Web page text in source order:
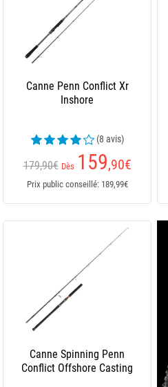
Canne Penn Conflict Xr
Inshore
(8 avis)
179,90€ Dès 159,90€
Prix public conseillé: 189,99€
Canne Spinning Penn
Conflict Offshore Casting